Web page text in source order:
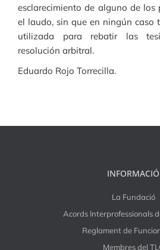
esclarecimiento de alguno de los
el laudo, sin que en ningún caso
utilizada para rebatir las
resolución arbitral.
Eduardo Rojo Torrecilla.
INFORMACIÓ
La Fundació
Acords Interprofessionals
Reglament de
Membres del